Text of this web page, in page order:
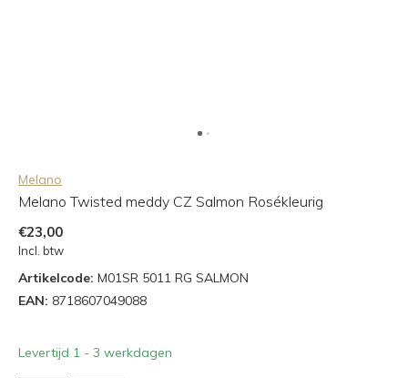
Melano
Melano Twisted meddy CZ Salmon Rosékleurig
€23,00
Incl. btw
Artikelcode: M01SR 5011 RG SALMON
EAN: 8718607049088
Levertijd 1 - 3 werkdagen